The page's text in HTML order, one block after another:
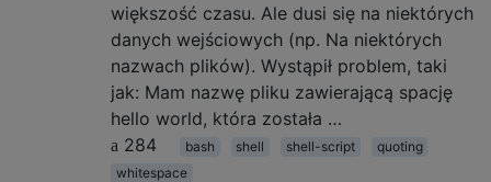
większość czasu. Ale dusi się na niektórych
danych wejściowych (np. Na niektórych
nazwach plików). Wystąpił problem, taki
jak: Mam nazwę pliku zawierającą spację
hello world, która została …
284
bash shell shell-script
quoting
whitespace